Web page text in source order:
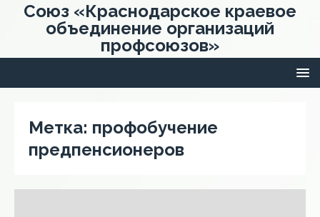
Союз «Краснодарское краевое
объединение организаций
профсоюзов»
Метка: профобучение
предпенсионеров